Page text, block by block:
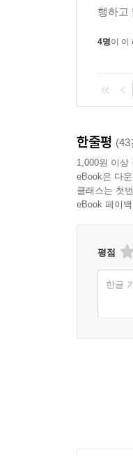
행하고
4명이 이
한줄평 (43
1,000원 이상
eBook은 다
클래스는 첫
eBook 페이
평점
한글